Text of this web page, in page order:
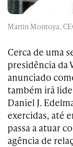
Martin Montoya,
Cerca de uma
presidência da
anunciado
também irá
Daniel J.
exercidas, até
passa a atuar
agência de